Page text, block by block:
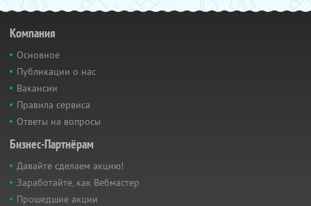
Компания
Основное
Публикации о нас
Вакансии
Правила сервиса
Ответы на вопросы
Бизнес-Партнёрам
Давайте сделаем акцию!
Заработайте, как Вебмастер
Прошедшие акции